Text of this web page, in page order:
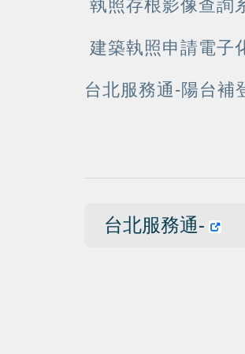
執照存根影像查詢
建築執照申請電子
台北服務通-陽台補
台北服務通-